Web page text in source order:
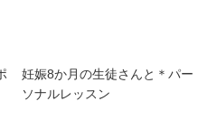
妊娠8か月の生徒さんと＊パー
ソナルレッスン